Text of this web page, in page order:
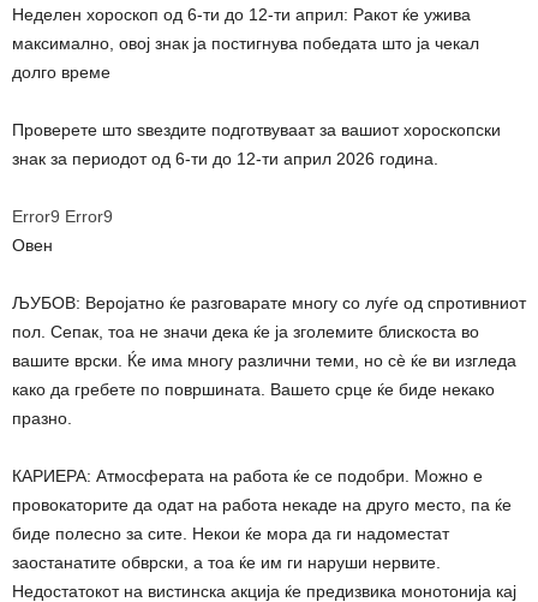
Неделен хороскоп од 6-ти до 12-ти април: Ракот ќе ужива
максимално, овој знак ја постигнува победата што ја чекал
долго време
Проверете што ѕвездите подготвуваат за вашиот хороскопски
знак за периодот од 6-ти до 12-ти април 2026 година.
Error9 Error9
Овен
ЉУБОВ: Веројатно ќе разговарате многу со луѓе од спротивниот
пол. Сепак, тоа не значи дека ќе ја зголемите блискоста во
вашите врски. Ќе има многу различни теми, но сè ќе ви изгледа
како да гребете по површината. Вашето срце ќе биде некако
празно.
КАРИЕРА: Атмосферата на работа ќе се подобри. Можно е
провокаторите да одат на работа некаде на друго место, па ќе
биде полесно за сите. Некои ќе мора да ги надоместат
заостанатите обврски, а тоа ќе им ги наруши нервите.
Недостатокот на вистинска акција ќе предизвика монотонија кај